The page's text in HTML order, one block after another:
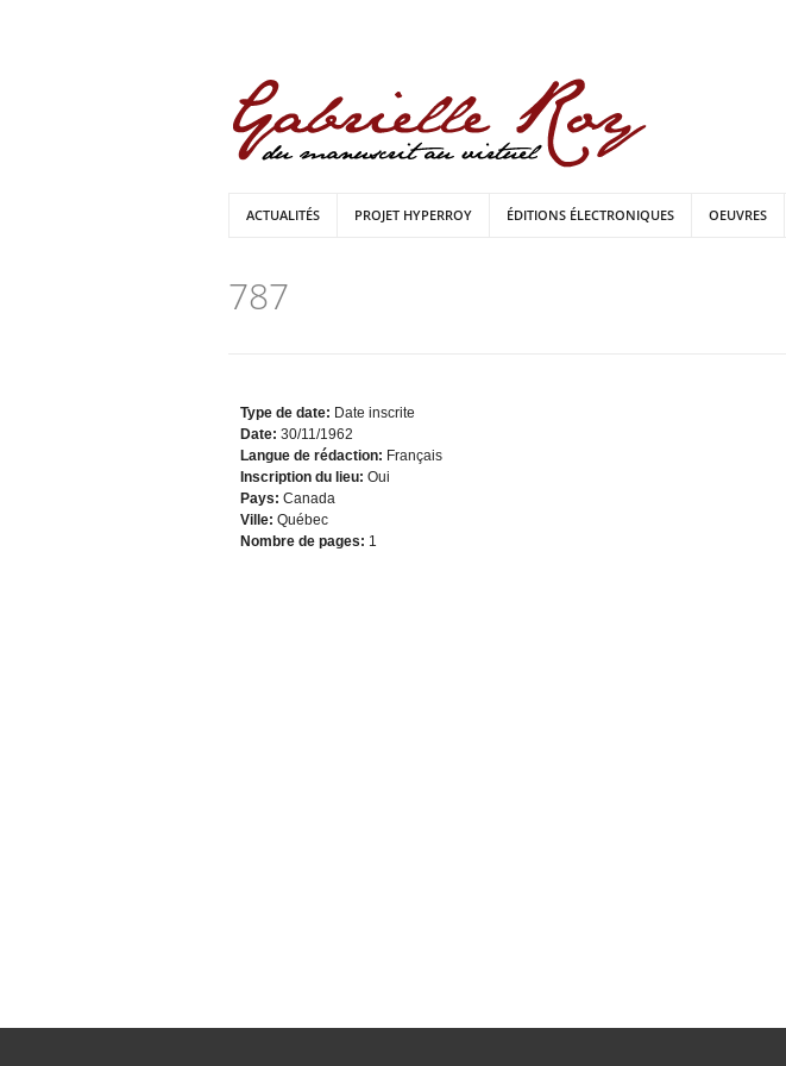
ACTUALITÉS PROJET HYPERROY ÉDITIONS ÉLECTRONIQUES OEUVRES
787
Type de date: Date inscrite
Date: 30/11/1962
Langue de rédaction: Français
Inscription du lieu: Oui
Pays: Canada
Ville: Québec
Nombre de pages: 1